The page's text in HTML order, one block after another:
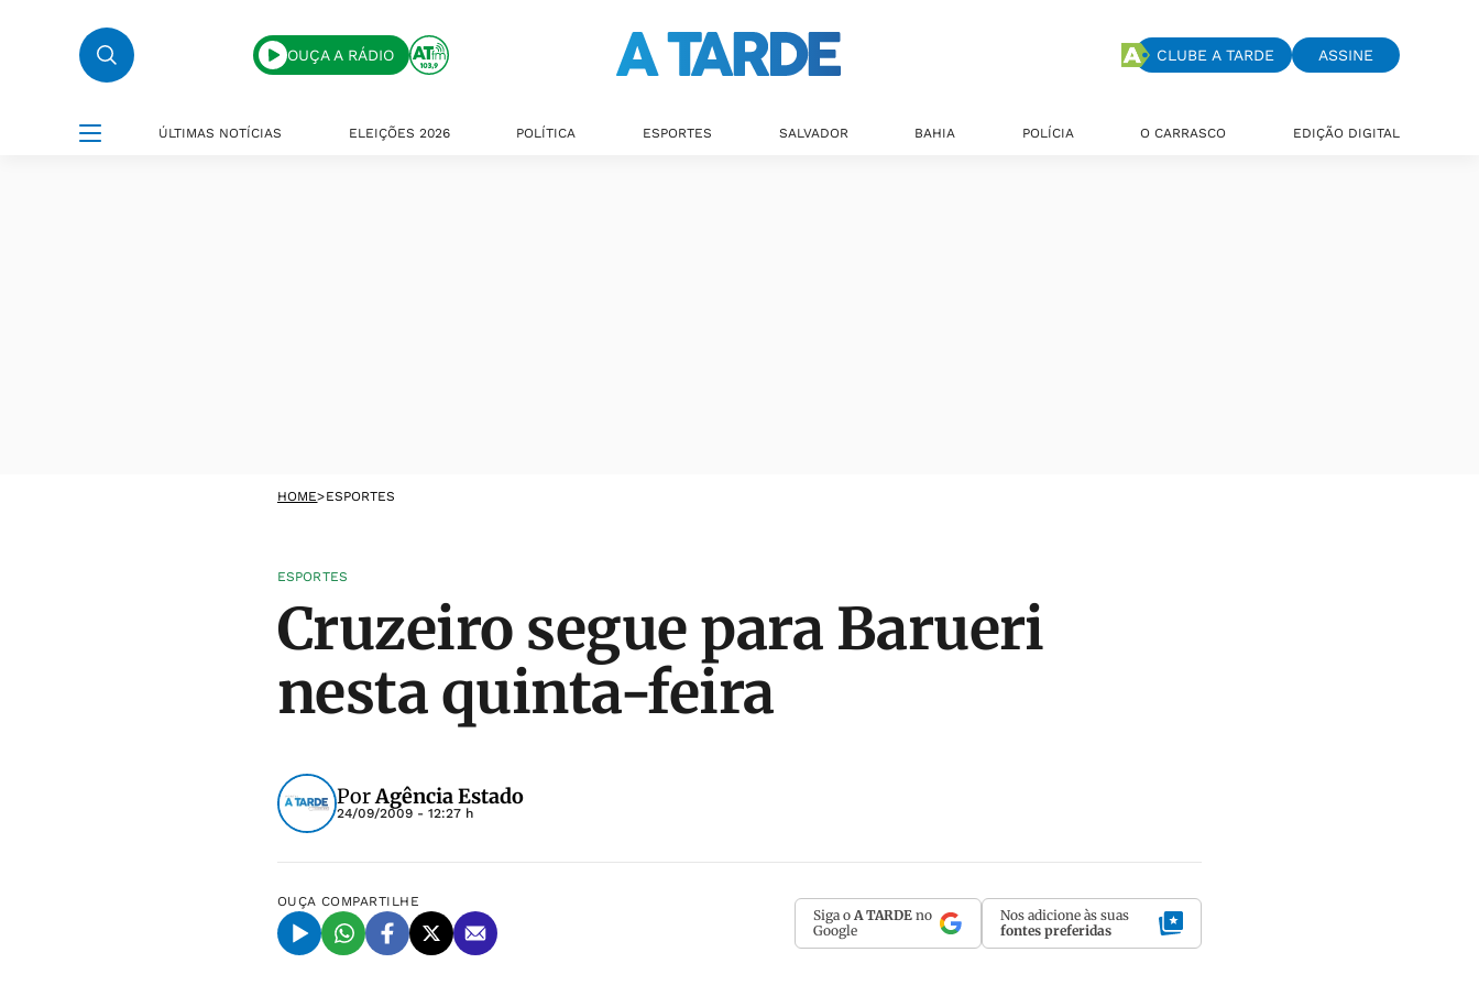
OUÇA A RÁDIO CLUBE A TARDE ASSINE
ÚLTIMAS NOTÍCIAS ELEIÇÕES 2026 POLÍTICA ESPORTES SALVADOR BAHIA POLÍCIA O CARRASCO EDIÇÃO DIGITAL
HOME>ESPORTES
ESPORTES
Cruzeiro segue para Barueri
nesta quinta-feira
PorAgência Estado
24/09/2009 - 12:27 h
OUÇA COMPARTILHE
Siga o A TARDE no
Google
Nos adicione às suas
fontes preferidas